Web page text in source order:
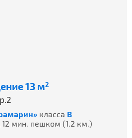
13 м2
класса B
12 мин. пешком (1.2 км.)